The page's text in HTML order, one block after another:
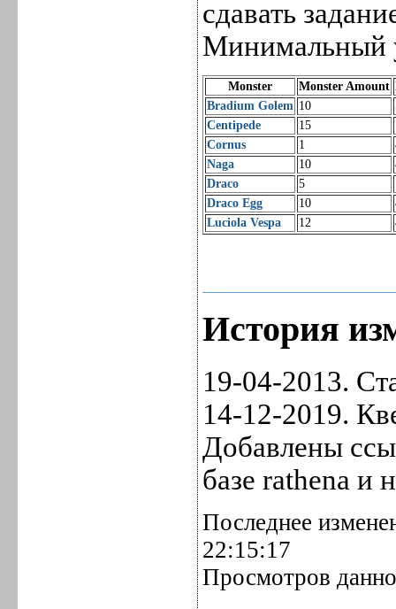
сдавать
Минимальный
Monster Monster Amount
Bradium Golem 10
Centipede
15
Cornus
1
Naga
10
Draco
5
Draco Egg
10
Luciola Vespa
12
История
19-04-2013.
14-12-2019.
Добавлены
базе rathena и
Последнее
22:15:17
Просмотров